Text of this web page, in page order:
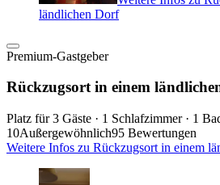
ländlichen Dorf
Premium-Gastgeber
Rückzugsort in einem
Platz für 3 Gäste · 1 Schlafzimmer · 1
10Außergewöhnlich95 Bewertungen
Weitere Infos zu Rückzugsort in einem